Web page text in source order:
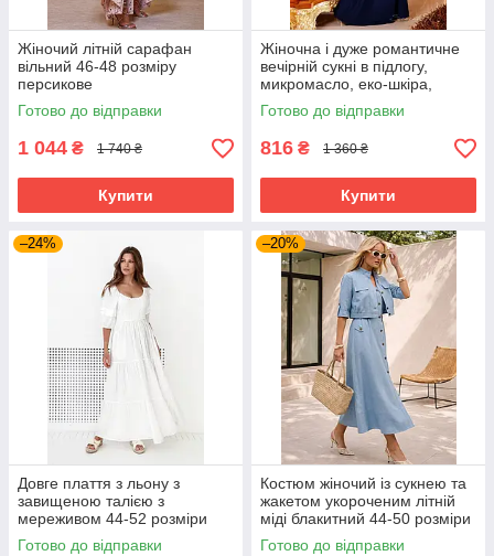
Жіночий літній сарафан
вільний 46-48 розміру
персикове
Готово до відправки
1 044 ₴ 1 740 ₴
Купити
Жіночна і дуже романтичне
вечірній сукні в підлогу,
микромасло, еко-шкіра,
перфорована шкіра, розмір
44-48
Готово до відправки
816 ₴ 1 360 ₴
Купити
–24%
Довге плаття з льону з
завищеною талією з
мереживом 44-52 розміри
різні кольори
Готово до відправки
–20%
Костюм жіночий із сукнею та
жакетом укороченим літній
міді блакитний 44-50 розміри
Готово до відправки